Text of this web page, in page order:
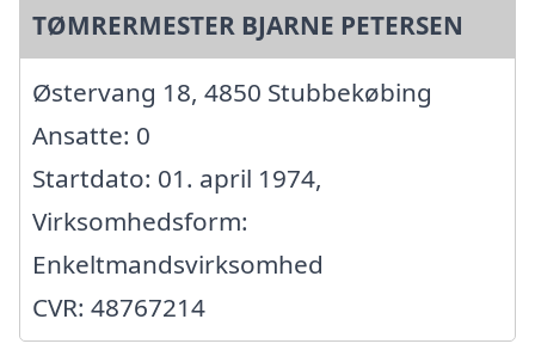
TØMRERMESTER BJARNE PETERSEN
Østervang 18, 4850 Stubbekøbing
Ansatte: 0
Startdato: 01. april 1974,
Virksomhedsform:
Enkeltmandsvirksomhed
CVR: 48767214